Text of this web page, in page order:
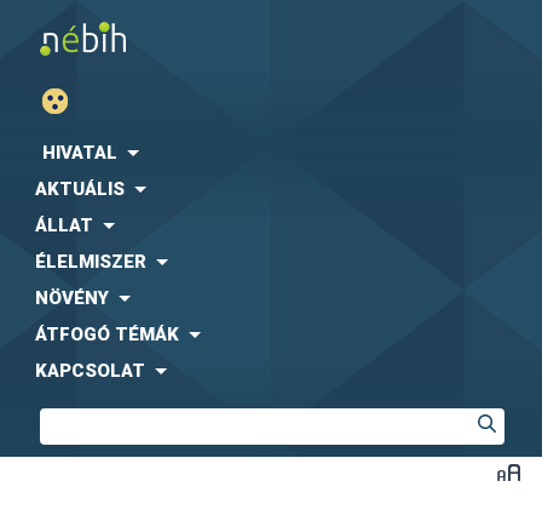
HIVATAL
AKTUÁLIS
ÁLLAT
ÉLELMISZER
NÖVÉNY
ÁTFOGÓ TÉMÁK
KAPCSOLAT